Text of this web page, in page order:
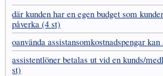
där kunden har en egen budget som
påverka (4 st)
oanvända assistans­omkostnads­pengar
assistent­löner betalas ut vid en kunds/
st)